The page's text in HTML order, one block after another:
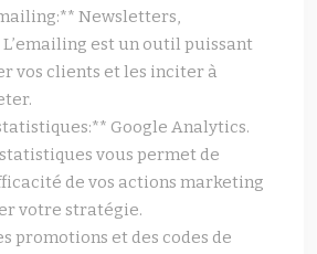
Newsletters,
est un outil puissant
vos clients et les inciter à
Google Analytics.
vous permet de
de vos actions marketing
votre stratégie.
promotions et des codes de